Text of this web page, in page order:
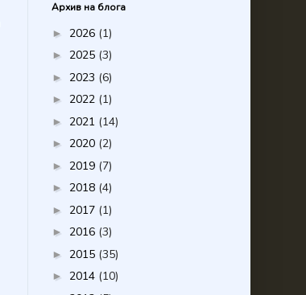
Архив на блога
► 2026 (1)
► 2025 (3)
► 2023 (6)
► 2022 (1)
► 2021 (14)
► 2020 (2)
► 2019 (7)
► 2018 (4)
► 2017 (1)
► 2016 (3)
► 2015 (35)
► 2014 (10)